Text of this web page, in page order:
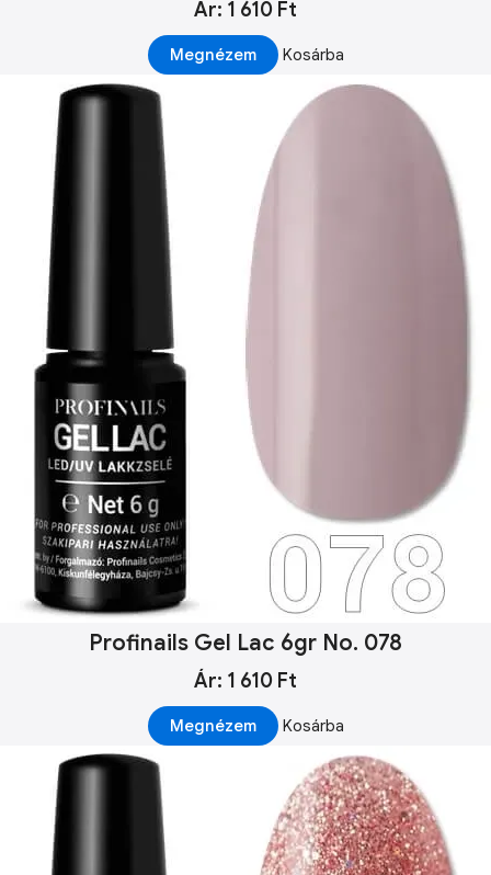
Ár: 1 610 Ft
Megnézem Kosárba
Profinails Gel Lac 6gr No. 078
Ár: 1 610 Ft
Megnézem Kosárba